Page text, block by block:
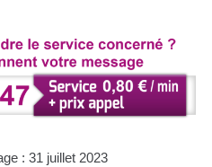
: 31 juillet 2023